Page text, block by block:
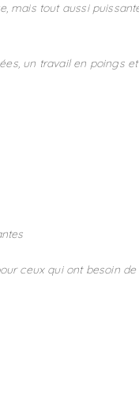
mais tout aussi
un travail en poings
ceux qui ont besoin